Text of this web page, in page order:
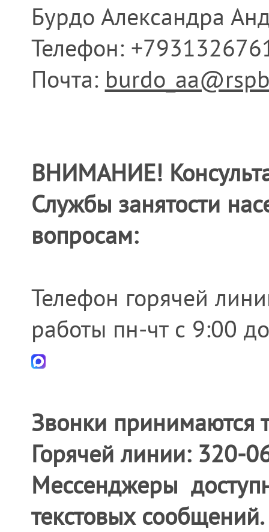
Бурдо Александра
Телефон:
Почта:
ВНИМАНИЕ!
Службы занятости
вопросам:
Телефон горячей
работы пн-чт с 9:00
Звонки принимаются
Горячей линии: 320-
Мессенджеры
текстовых сообщений.